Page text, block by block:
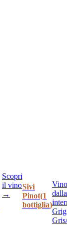
Scopri
il vino
→
Sivi
Pinot(1
bottiglia)